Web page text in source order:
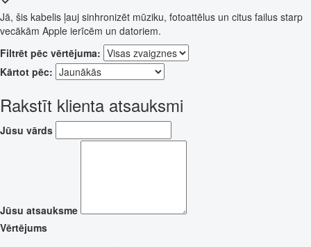
Jā, šis kabelis ļauj sinhronizēt mūziku, fotoattēlus un citus failus starp
vecākām Apple ierīcēm un datoriem.
Filtrēt pēc vērtējuma:
Kārtot pēc:
Rakstīt klienta atsauksmi
Jūsu vārds
Jūsu atsauksme
Vērtējums